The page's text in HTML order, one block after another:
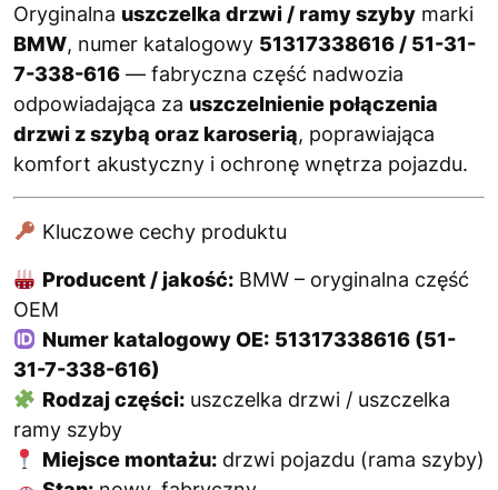
Oryginalna uszczelka drzwi / ramy szyby marki
BMW, numer katalogowy 51317338616 / 51-31-
7-338-616 — fabryczna część nadwozia
odpowiadająca za uszczelnienie połączenia
drzwi z szybą oraz karoserią, poprawiająca
komfort akustyczny i ochronę wnętrza pojazdu.
Kluczowe cechy produktu
Producent / jakość:BMW – oryginalna część
OEM
Numer katalogowy OE: 51317338616 (51-
31-7-338-616)
Rodzaj części:uszczelka drzwi / uszczelka
ramy szyby
Miejsce montażu:drzwi pojazdu (rama szyby)